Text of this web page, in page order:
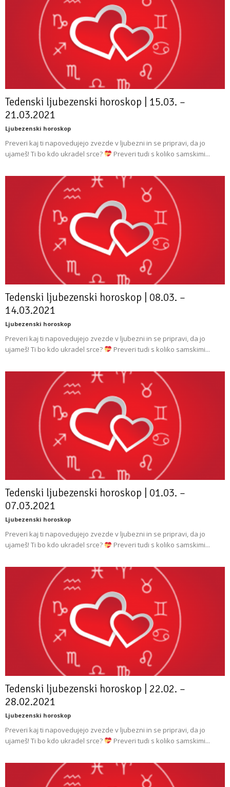
Tedenski ljubezenski horoskop | 15.03. –
21.03.2021
Ljubezenski horoskop
Preveri kaj ti napovedujejo zvezde v ljubezni in se pripravi, da jo
ujameš! Ti bo kdo ukradel srce?
Preveri tudi s koliko samskimi...
Tedenski ljubezenski horoskop | 08.03. –
14.03.2021
Ljubezenski horoskop
Preveri kaj ti napovedujejo zvezde v ljubezni in se pripravi, da jo
ujameš! Ti bo kdo ukradel srce?
Preveri tudi s koliko samskimi...
Tedenski ljubezenski horoskop | 01.03. –
07.03.2021
Ljubezenski horoskop
Preveri kaj ti napovedujejo zvezde v ljubezni in se pripravi, da jo
ujameš! Ti bo kdo ukradel srce?
Preveri tudi s koliko samskimi...
Tedenski ljubezenski horoskop | 22.02. –
28.02.2021
Ljubezenski horoskop
Preveri kaj ti napovedujejo zvezde v ljubezni in se pripravi, da jo
ujameš! Ti bo kdo ukradel srce?
Preveri tudi s koliko samskimi...